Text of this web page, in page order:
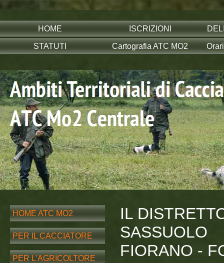
HOME ISCRIZIONI
STATUTI Cartografia ATC MO2
HOME ATC MO2
PER IL CACCIATORE
PER L'AGRICOLTORE
IL
SASSUOLO
FIORANO -